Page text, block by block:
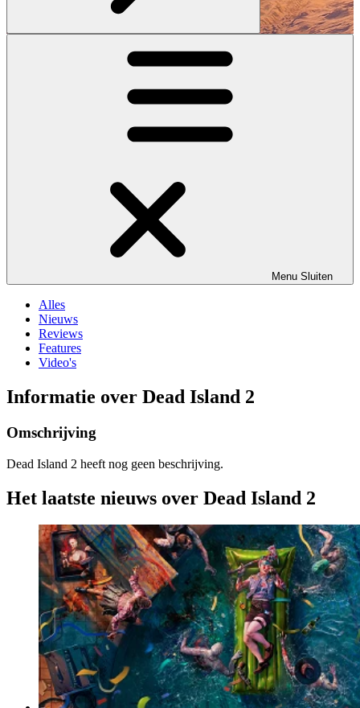
Menu Sluiten
Alles
Nieuws
Reviews
Features
Video's
Informatie over Dead Island 2
Omschrijving
Dead Island 2 heeft nog geen beschrijving.
Het laatste nieuws over Dead Island 2